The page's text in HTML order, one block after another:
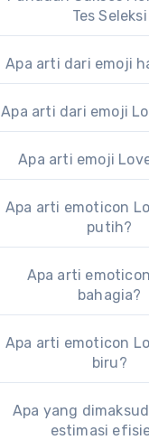
Tes Seleksi
Apa arti dari emoji
Apa arti dari emoji
Apa arti emoji
Apa arti emoticon
putih?
Apa arti
bahagia?
Apa arti emoticon
biru?
Apa yang
estimasi